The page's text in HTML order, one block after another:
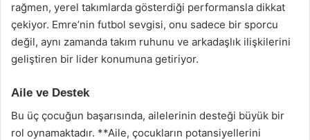
rağmen, yerel takımlarda gösterdiği performansla dikkat
çekiyor. Emre’nin futbol sevgisi, onu sadece bir sporcu
değil, aynı zamanda takım ruhunu ve arkadaşlık ilişkilerini
geliştiren bir lider konumuna getiriyor.
Aile ve Destek
Bu üç çocuğun başarısında, ailelerinin desteği büyük bir
rol oynamaktadır. **Aile, çocukların potansiyellerini